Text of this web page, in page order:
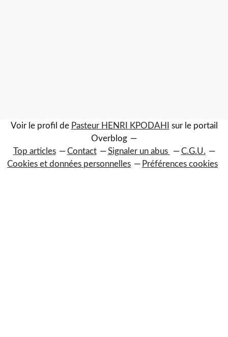
Voir le profil de Pasteur HENRI KPODAHI
sur le portail
Overblog
Top articles
Contact Signaler un abus
C.G.U.
Cookies et données personnelles
Préférences cookies